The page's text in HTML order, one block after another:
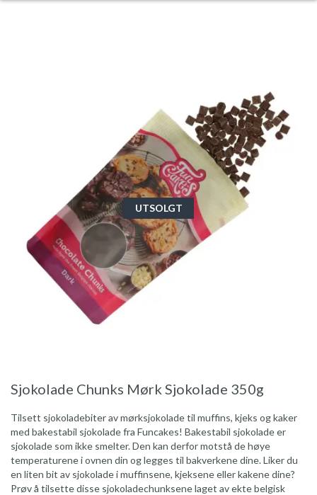
UTSOLGT
Sjokolade Chunks Mørk Sjokolade 350g
Tilsett sjokoladebiter av mørksjokolade til muffins, kjeks og kaker
med bakestabil sjokolade fra Funcakes! Bakestabil sjokolade er
sjokolade som ikke smelter. Den kan derfor motstå de høye
temperaturene i ovnen din og legges til bakverkene dine. Liker du
en liten bit av sjokolade i muffinsene, kjeksene eller kakene dine?
Prøv å tilsette disse sjokoladechunksene laget av ekte belgisk